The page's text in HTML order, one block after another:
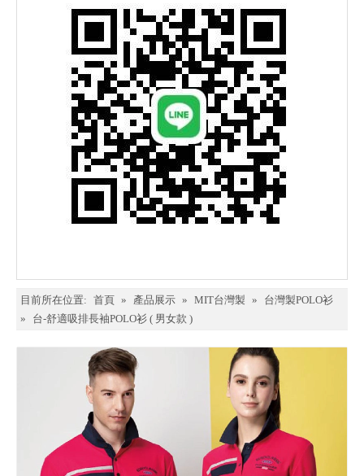
目前所在位置: 首頁 » 產品展示 » MIT台灣製 »
台灣製POLO衫
»
台-舒適吸排長袖POLO衫 ( 男女款 )